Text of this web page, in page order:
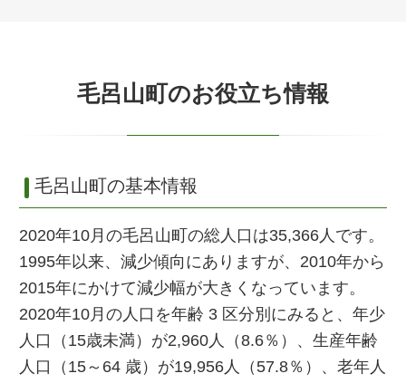
毛呂山町のお役立ち情報
毛呂山町の基本情報
2020年10月の毛呂山町の総人口は35,366人です。
1995年以来、減少傾向にありますが、2010年から
2015年にかけて減少幅が大きくなっています。
2020年10月の人口を年齢 3 区分別にみると、年少
人口（15歳未満）が2,960人（8.6％）、生産年齢
人口（15～64 歳）が19,956人（57.8％）、老年人